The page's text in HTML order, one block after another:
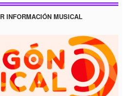
INFORMACIÓN MUSICAL